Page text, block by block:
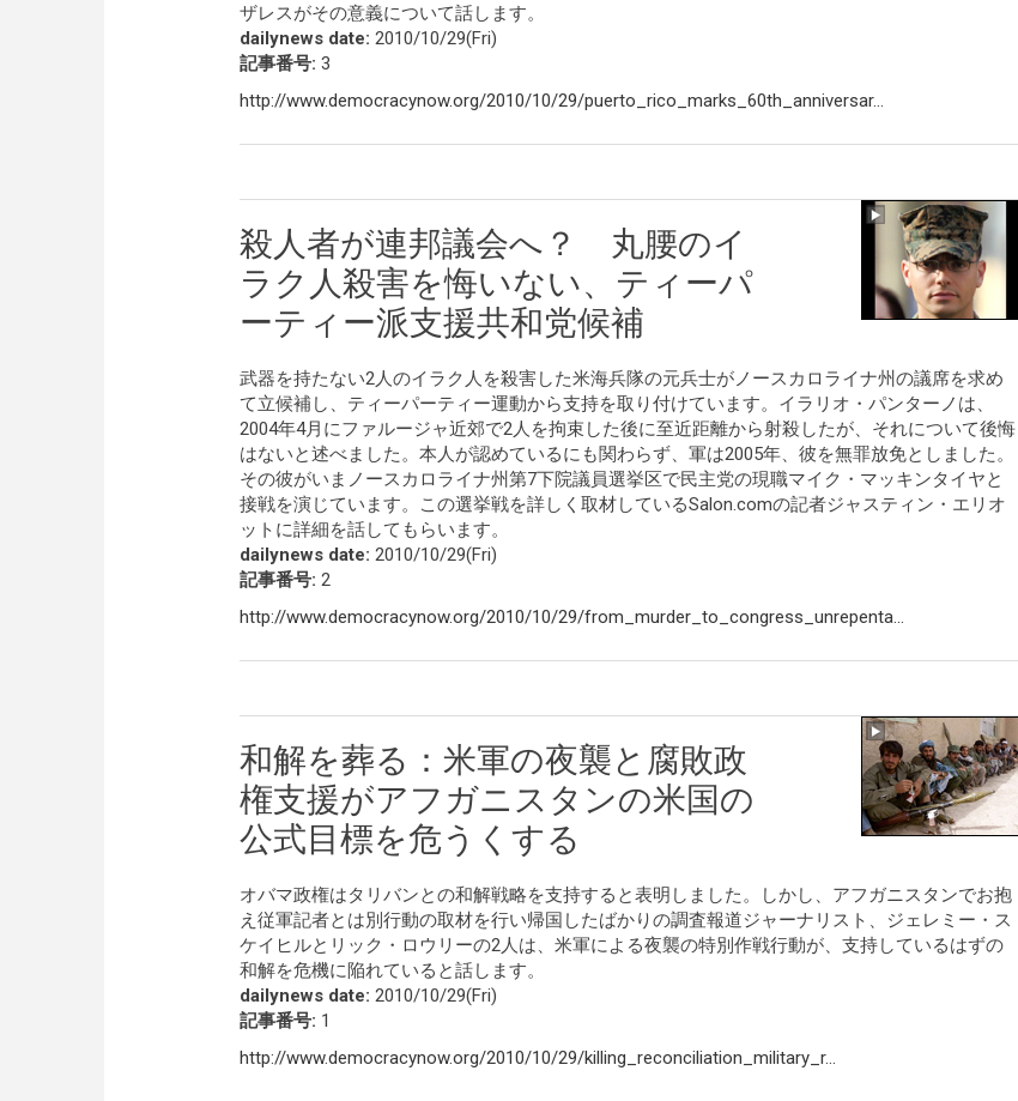
ザレスがその意義について話します。
dailynews date: 2010/10/29(Fri)
記事番号: 3
http://www.democracynow.org/2010/10/29/puerto_rico_marks_60th_anniversar...
殺人者が連邦議会へ？ 丸腰のイ
ラク人殺害を悔いない、ティーパ
ーティー派支援共和党候補
武器を持たない2人のイラク人を殺害した米海兵隊の元兵士がノースカロライナ州の議席を求め
て立候補し、ティーパーティー運動から支持を取り付けています。イラリオ・パンターノは、
2004年4月にファルージャ近郊で2人を拘束した後に至近距離から射殺したが、それについて後悔
はないと述べました。本人が認めているにも関わらず、軍は2005年、彼を無罪放免としました。
その彼がいまノースカロライナ州第7下院議員選挙区で民主党の現職マイク・マッキンタイヤと
接戦を演じています。この選挙戦を詳しく取材しているSalon.comの記者ジャスティン・エリオ
ットに詳細を話してもらいます。
dailynews date: 2010/10/29(Fri)
記事番号: 2
http://www.democracynow.org/2010/10/29/from_murder_to_congress_unrepenta...
和解を葬る：米軍の夜襲と腐敗政
権支援がアフガニスタンの米国の
公式目標を危うくする
オバマ政権はタリバンとの和解戦略を支持すると表明しました。しかし、アフガニスタンでお抱
え従軍記者とは別行動の取材を行い帰国したばかりの調査報道ジャーナリスト、ジェレミー・ス
ケイヒルとリック・ロウリーの2人は、米軍による夜襲の特別作戦行動が、支持しているはずの
和解を危機に陥れていると話します。
dailynews date: 2010/10/29(Fri)
記事番号: 1
http://www.democracynow.org/2010/10/29/killing_reconciliation_military_r...